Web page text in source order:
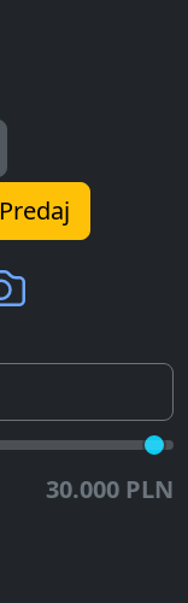
Predaj
30.000 PLN